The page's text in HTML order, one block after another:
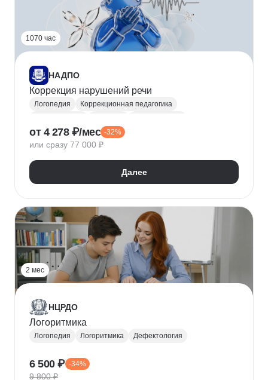
1070 час
НАДПО
Коррекция нарушений речи
Логопедия
Коррекционная педагогика
от 4 278 ₽/мес -32%
или сразу 77 000 ₽
Далее
2 мес
НЦРДО
Логоритмика
Логопедия Логоритмика Дефектология
6 500 ₽ -34%
9 800 ₽